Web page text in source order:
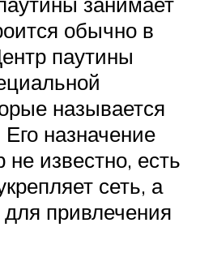
обычно в
паутины
называется
назначение
не известно, есть
сеть, а
привлечения